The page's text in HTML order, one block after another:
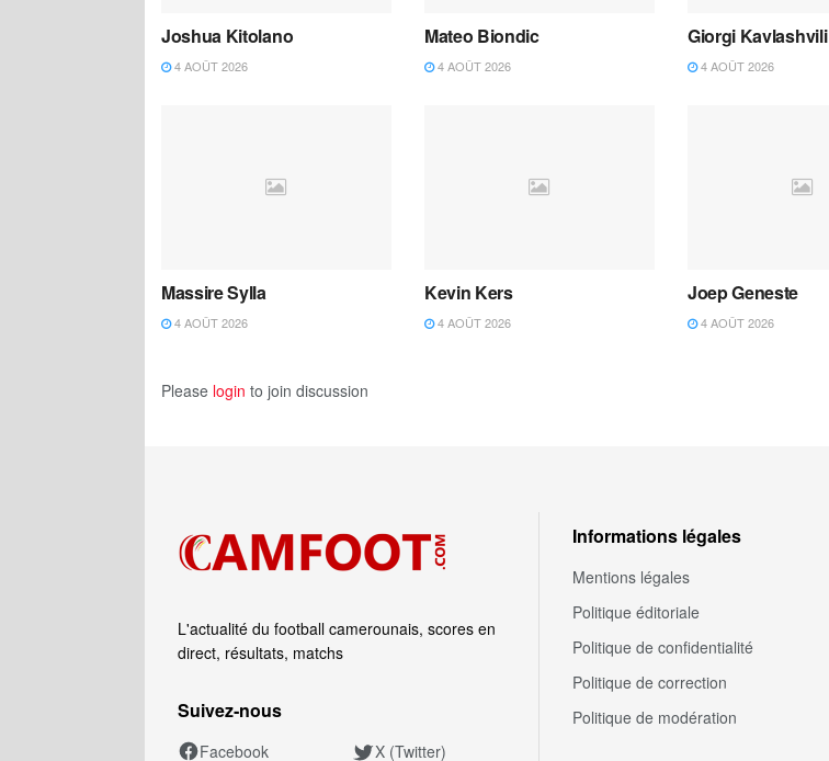
Joshua Kitolano
4 AOÛT 2026
Mateo Biondic
4 AOÛT 2026
Giorgi Kavlashvili
4 AOÛT 2026
Massire Sylla
4 AOÛT 2026
Kevin Kers
4 AOÛT 2026
Joep Geneste
4 AOÛT 2026
Please login to join discussion
L'actualité du football camerounais, scores en
direct, résultats, matchs
Suivez‑nous
Facebook X (Twitter)
Informations légales
Mentions légales
Politique éditoriale
Politique de confidentialité
Politique de correction
Politique de modération